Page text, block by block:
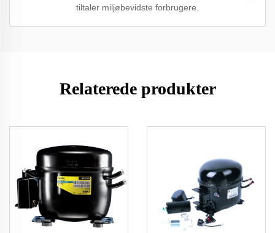
tiltaler miljøbevidste forbrugere.
Relaterede produkter